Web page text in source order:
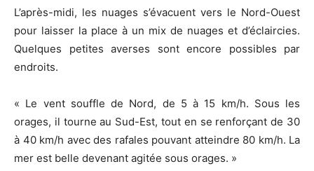
L’après-midi, les nuages s’évacuent vers le Nord-Ouest
pour laisser la place à un mix de nuages et d’éclaircies.
Quelques petites averses sont encore possibles par
endroits.
« Le vent souffle de Nord, de 5 à 15 km/h. Sous les
orages, il tourne au Sud-Est, tout en se renforçant de 30
à 40 km/h avec des rafales pouvant atteindre 80 km/h. La
mer est belle devenant agitée sous orages. »